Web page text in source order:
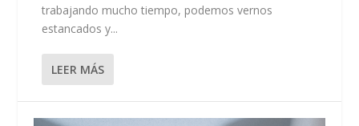
trabajando mucho tiempo, podemos vernos
estancados y...
LEER MÁS